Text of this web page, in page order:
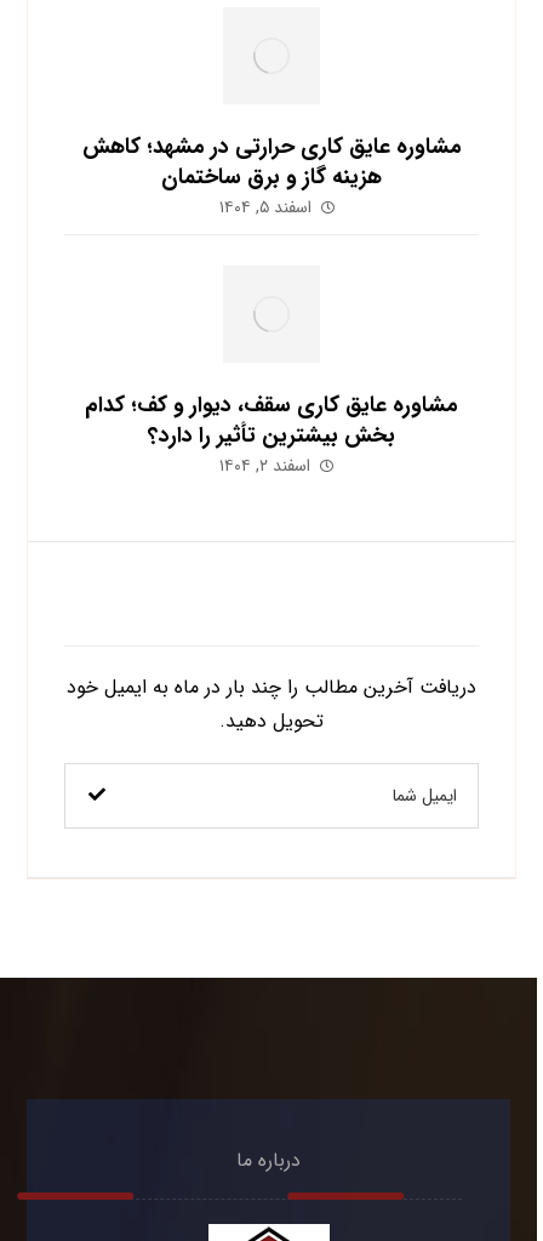
مشاوره عایق کاری حرارتی در مشهد؛ کاهش
هزینه گاز و برق ساختمان
اسفند ۵, ۱۴۰۴
مشاوره عایق کاری سقف، دیوار و کف؛ کدام
بخش بیشترین تأثیر را دارد؟
اسفند ۲, ۱۴۰۴
دریافت آخرین مطالب را چند بار در ماه به ایمیل خود
تحویل دهید.
درباره ما